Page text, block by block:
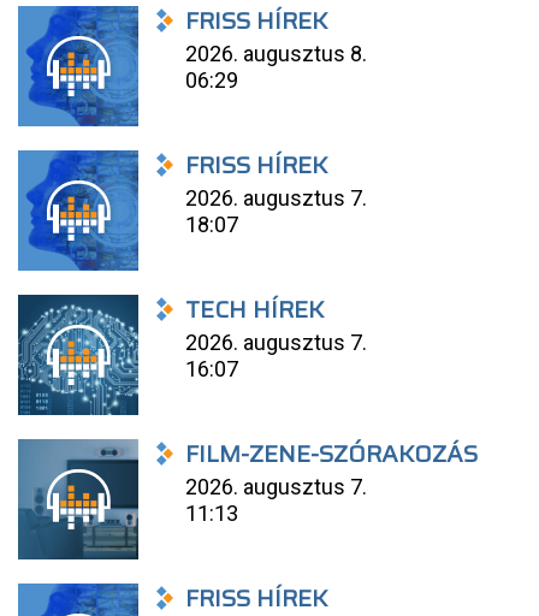
FRISS HÍREK
2026. augusztus 8.
06:29
FRISS HÍREK
2026. augusztus 7.
18:07
TECH HÍREK
2026. augusztus 7.
16:07
FILM-ZENE-SZÓRAKOZÁS
2026. augusztus 7.
11:13
FRISS HÍREK